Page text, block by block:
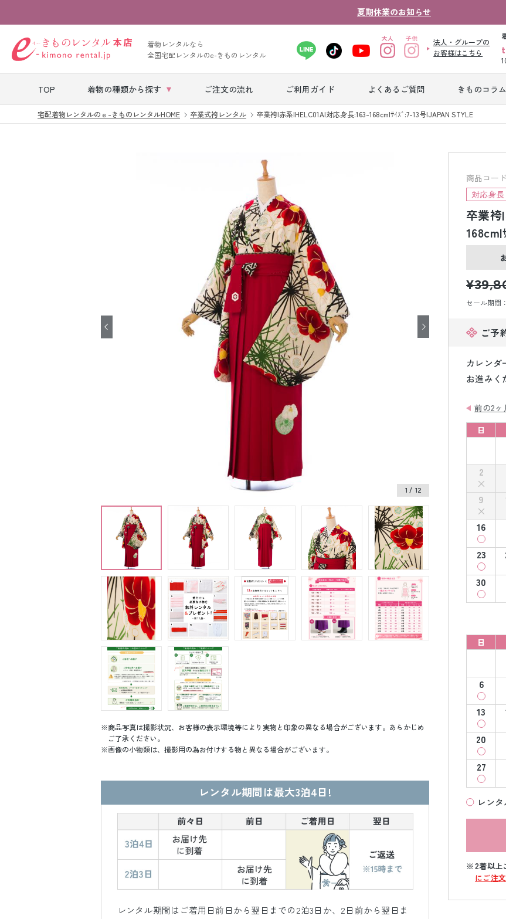
夏期休業のお知らせ
着物レンタルなら
全国宅配レンタルのe-きものレンタル
法人・グループの
お客様はこちら
TOP 着物の種類から探す ご注文の流れ ご利用ガイド よくあるご質問 きものコラム
七五三レンタル 振袖レンタル
卒業式袴レンタ
ル
ジュニア着物レ
ンタル
男性礼装レンタ
ル
小物販売品
宅配着物レンタルのｅ-きものレンタルHOME 卒業式袴レンタル 卒業袴|赤系|HELC01A|対応身長:163-168cm|ｻｲｽﾞ:7-13号|JAPAN STYLE
商品コー
対応身長
卒業袴
セール期間
ご予
カレンダ
お進みく
前の2ヶ
日
2
9
16
23
30
日
6
13
20
27
レン
2着以上
にご注文
1 / 12
商品写真は撮影状況、お客様の表示環境等により実物と印象の異なる場合がございます。あらかじめ
ご了承ください。
画像の小物類は、撮影用の為お付けする物と異なる場合がございます。
レンタル期間は最大3泊4日!
レンタル期間はご着用日前日から翌日までの2泊3日か、2日前から翌日ま